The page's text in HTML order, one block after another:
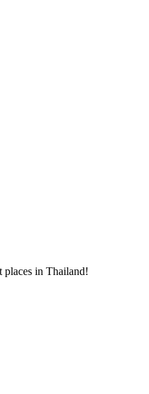
places in Thailand!